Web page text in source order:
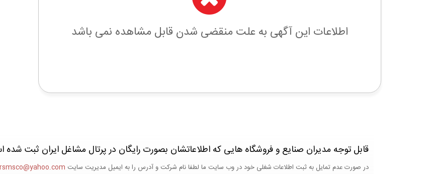
اطلاعات این آگهی به علت منقضی شدن قابل مشاهده نمی باشد
قابل توجه مدیران صنایع و فروشگاه هایی که اطلاعاتشان بصورت رایگان در پرتال مشاغل ایران ثبت
در صورت عدم تمایل به ثبت اطلاعات شغلی خود در وب سایت ما لطفا نام شرکت و آدرس را به ایمیل مدیریت سایت